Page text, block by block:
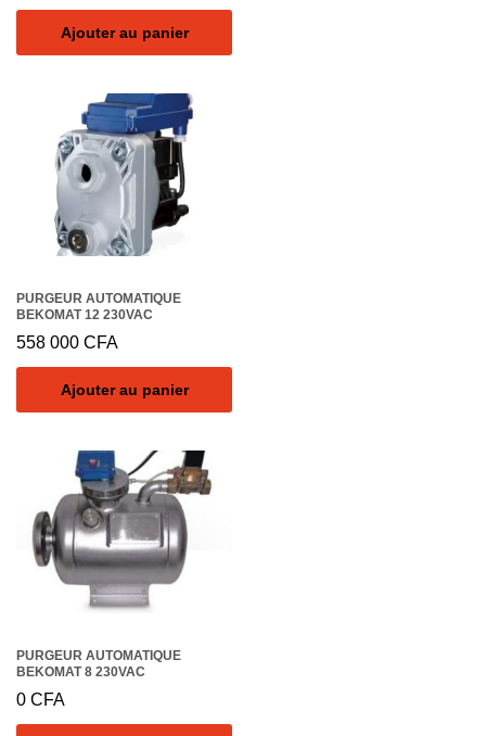
Ajouter au panier
PURGEUR AUTOMATIQUE
BEKOMAT 12 230VAC
558 000 CFA
Ajouter au panier
PURGEUR AUTOMATIQUE
BEKOMAT 8 230VAC
0 CFA